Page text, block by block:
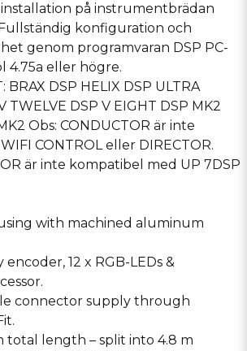
på instrumentbrädan
konfiguration och
genom programvaran DSP PC-
4.75a eller högre.
BRAX DSP HELIX DSP ULTRA
TWELVE DSP V EIGHT DSP MK2
Obs: CONDUCTOR är inte
CONTROL eller DIRECTOR.
är inte kompatibel med UP 7DSP
with machined aluminum
12 x RGB-LEDs &
connector supply through
total length – split into 4.8 m